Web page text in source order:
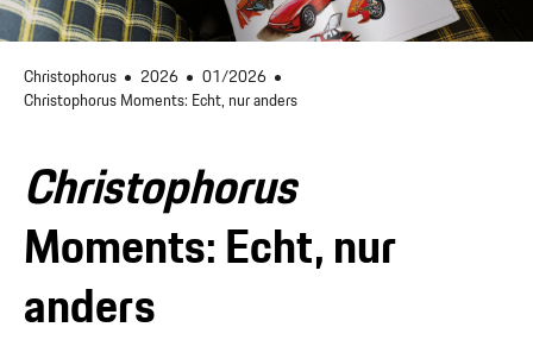
Christophorus 2026
01/2026
Christophorus Moments: Echt, nur anders
Christophorus
Moments: Echt, nur
anders